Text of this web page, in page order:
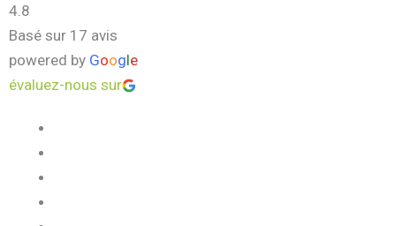
4.8
Basé sur 17 avis
powered by Google
évaluez-nous sur